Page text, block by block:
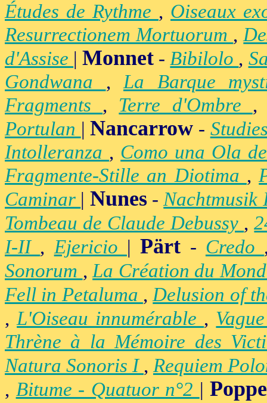
Études de Rythme , Oiseaux
Resurrectionem Mortuorum ,
d'Assise |Monnet -Bibilolo ,
Gondwana ,La Barque
Fragments , Terre d'Ombre
Portulan |Nancarrow -
Intolleranza , Como una Ola
Fragmente-Stille an Diotima ,
Caminar | Nunes-
Tombeau de Claude Debussy ,
I-II ,Ejericio |Pärt - Credo
Sonorum ,La Création du
Fell in Petaluma ,Delusion of
,L'Oiseau innumérable ,
Thrène à la Mémoire des
Natura Sonoris I , Requiem
, Bitume - Quatuor n°2 |Poppe